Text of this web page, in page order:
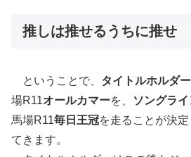
推しは推せるうちに推せ
ということで、 タイトルホルダー
場R11オールカマーを、 ソングラ
馬場R11毎日王冠を走ることが決
てきます。